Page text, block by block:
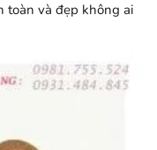
toàn và đẹp không ai